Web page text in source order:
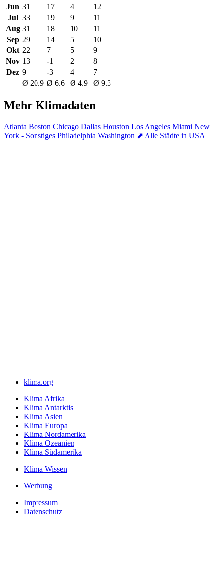
Jun 31 17 4
12
Jul 33 19 9
11
Aug 31 18 10
11
Sep 29 14 5
10
Okt 22 7 5
9
Nov 13 -1 2
8
Dez 9 -3 4
7
Ø 20.9 Ø 6.6 Ø 4.9 Ø 9.3
Mehr Klimadaten
Atlanta Boston Chicago Dallas Houston Los Angeles Miami New
York - Sonstiges Philadelphia Washington ⬈ Alle Städte in USA
klima.org
Klima Afrika
Klima Antarktis
Klima Asien
Klima Europa
Klima Nordamerika
Klima Ozeanien
Klima Südamerika
Klima Wissen
Werbung
Impressum
Datenschutz